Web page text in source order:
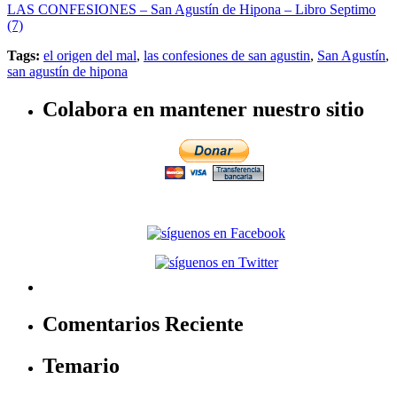
LAS CONFESIONES – San Agustín de Hipona – Libro Septimo
(7)
Tags: el origen del mal, las confesiones de san agustin, San Agustín,
san agustín de hipona
Colabora en mantener nuestro sitio
Comentarios Reciente
Temario